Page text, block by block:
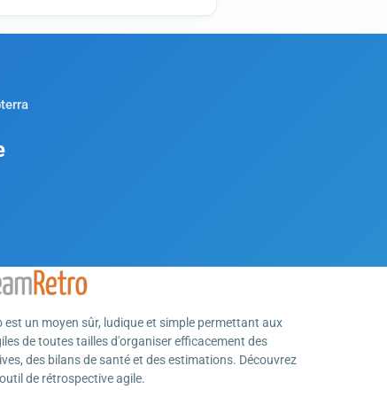
est un moyen sûr, ludique et simple permettant aux
de toutes tailles d'organiser efficacement des
des bilans de santé et des estimations. Découvrez
de rétrospective agile.